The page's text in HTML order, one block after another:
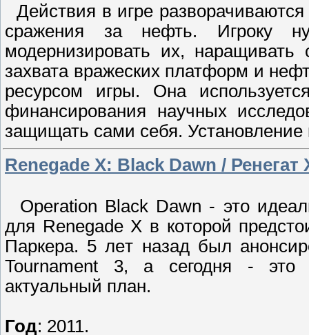
Действия в игре
сражения за нефть. Игроку
модернизировать их,
захвата вражеских платформ и
ресурсом игры. Она
финансирования научных
защищать сами себя. Установление
Renegade X: Black Dawn /
Operation Black Dawn - это
для Renegade X в кoтopой
Паркера. 5 лeт назад был
Tournament 3, а сегодня - это
актyальный план.
Год: 2011.